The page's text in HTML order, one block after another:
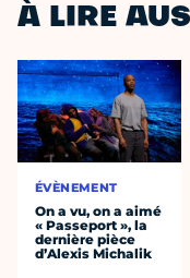
À LIRE
ÉVÈNEMENT
On a vu, on a aimé
« Passeport », la
dernière pièce
d’Alexis Michalik